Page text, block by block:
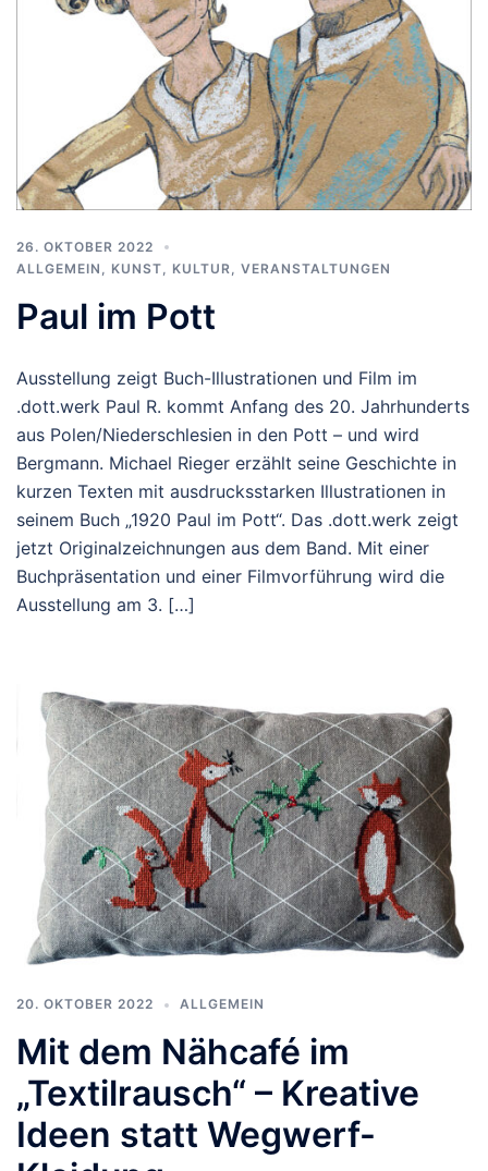
26. OKTOBER 2022
ALLGEMEIN
KUNST, KULTUR VERANSTALTUNGEN
Paul im Pott
Ausstellung zeigt Buch-Illustrationen und Film im
.dott.werk Paul R. kommt Anfang des 20. Jahrhunderts
aus Polen/Niederschlesien in den Pott – und wird
Bergmann. Michael Rieger erzählt seine Geschichte in
kurzen Texten mit ausdrucksstarken Illustrationen in
seinem Buch „1920 Paul im Pott“. Das .dott.werk zeigt
jetzt Originalzeichnungen aus dem Band. Mit einer
Buchpräsentation und einer Filmvorführung wird die
Ausstellung am 3. […]
20. OKTOBER 2022 ALLGEMEIN
Mit dem Nähcafé im
„Textilrausch“ – Kreative
Ideen statt Wegwerf-